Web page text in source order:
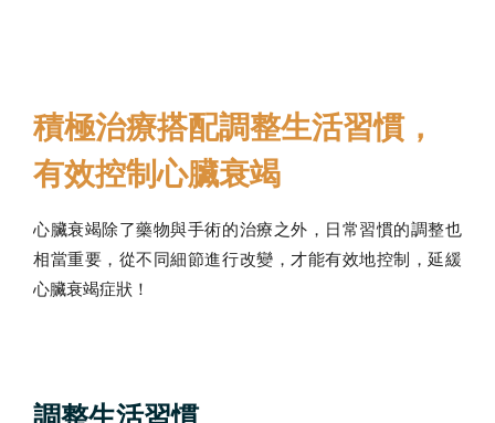
積極治療搭配調整生活習慣，
有效控制心臟衰竭
心臟衰竭除了藥物與手術的治療之外，日常習慣的調整也
相當重要，從不同細節進行改變，才能有效地控制，延緩
心臟衰竭症狀！
調整生活習慣